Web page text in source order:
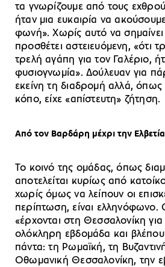
τα γνωρίζουμε από τους
ήταν μια ευκαιρία να
φωνή». Χωρίς αυτό να
προσθέτει αστειευόμενη, «ότι
τρελή αγάπη για τον Γαλέριο,
φυσιογνωμία». Δούλευαν για
εκείνη τη διαδρομή αλλά, όπως
κόπο, είχε «απίστευτη» ζήτηση.
Από τον Βαρδάρη μέχρι την Ελβετία
Το κοινό της ομάδας, όπως
αποτελείται κυρίως από
χωρίς όμως να λείπουν οι
περίπτωση, είναι ελληνόφωνο.
«έρχονται στη Θεσσαλονίκη
ολόκληρη εβδομάδα και
πάντα: τη Ρωμαϊκή, τη
Οθωμανική Θεσσαλονίκη, την